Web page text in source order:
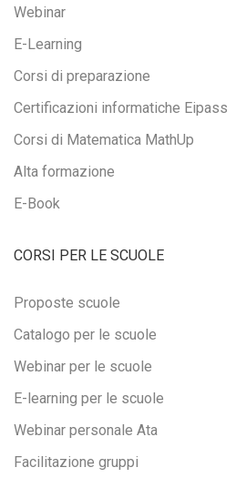
Webinar
E-Learning
Corsi di preparazione
Certificazioni informatiche Eipass
Corsi di Matematica MathUp
Alta formazione
E-Book
CORSI PER LE SCUOLE
Proposte scuole
Catalogo per le scuole
Webinar per le scuole
E-learning per le scuole
Webinar personale Ata
Facilitazione gruppi